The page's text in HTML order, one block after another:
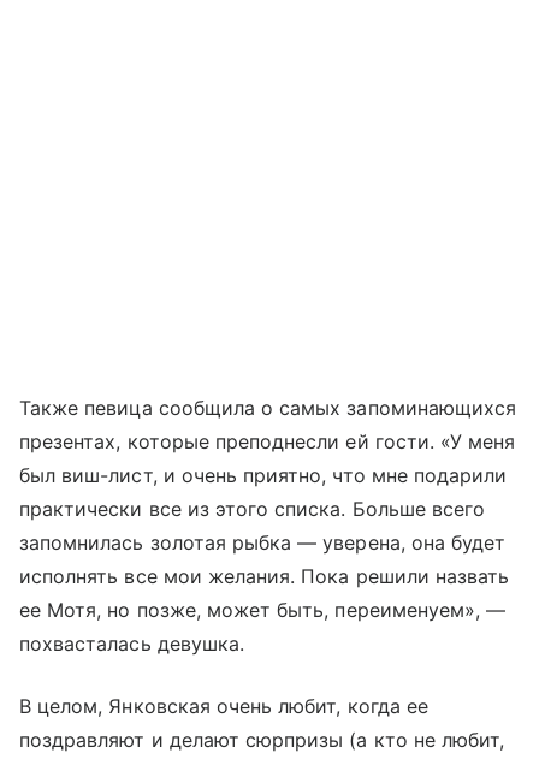
Также певица сообщила о самых запоминающихся
презентах, которые преподнесли ей гости. «У меня
был виш-лист, и очень приятно, что мне подарили
практически все из этого списка. Больше всего
запомнилась золотая рыбка — уверена, она будет
исполнять все мои желания. Пока решили назвать
ее Мотя, но позже, может быть, переименуем», —
похвасталась девушка.
В целом, Янковская очень любит, когда ее
поздравляют и делают сюрпризы (а кто не любит,